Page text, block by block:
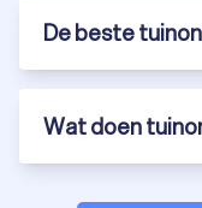
De beste
Wat doen